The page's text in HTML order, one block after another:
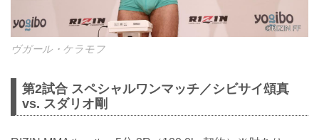
ヴガール・ケラモフ
第2試合 スペシャルワンマッチ／シビサイ頌真
vs. スダリオ剛